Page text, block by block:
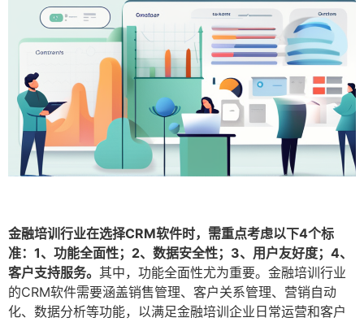
金融培训行业在选择CRM软件时，需重点考虑以下4个标
准：1、功能全面性；2、数据安全性；3、用户友好度；4、
客户支持服务。 其中，功能全面性尤为重要。金融培训行业
的CRM软件需要涵盖销售管理、客户关系管理、营销自动
化、数据分析等功能，以满足金融培训企业日常运营和客户